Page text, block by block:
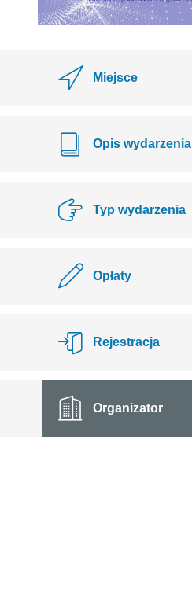
Miejsce
Opis wydarzenia
Typ wydarzenia
Opłaty
Rejestracja
Organizator